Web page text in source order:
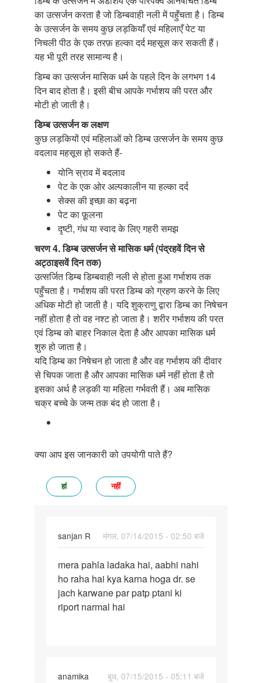
का उत्सर्जन करता है जो डिम्बवाही नली में पहुँचता है। डिम्ब
के उत्सर्जन के समय कुछ लड़कियाँ एवं महिलाएँ पेट या
निचली पीठ के एक तरफ़ हल्का दर्द महसूस कर सकती हैं।
यह भी पूरी तरह सामान्य है।
डिम्ब का उत्सर्जन मासिक धर्म के पहले दिन के लगभग 14
दिन बाद होता है। इसी बीच आपके गर्भाशय की परत और
मोटी हो जाती है।
डिम्ब उत्सर्जन क लक्षण
कुछ लड़कियों एवं महिलाओं को डिम्ब उत्सर्जन के समय कुछ
वदलाव महसूस हो सकते हैं-
योनि स्राव में बदलाव
पेट के एक ओर अल्पकालीन या हल्का दर्द
सेक्स की इच्छा का बढ़ना
पेट का फ़ूलना
दृष्टी, गंध या स्वाद के लिए गहरी समझ
चरण 4. डिम्ब उत्सर्जन से मासिक धर्म (पंद्रहवें दिन से
अट्ठाइसवें दिन तक)
उत्सर्जित डिम्ब डिम्बवाही नली से होता हुआ गर्भाशय तक
पहुँचता है। गर्भाशय की परत डिम्ब को ग्रहण करने के लिए
अधिक मोटी हो जाती है। यदि शुक्राणु द्वारा डिम्ब का निषेचन
नहीं होता है तो वह नश्ट हो जाता है। शरीर गर्भाशय की परत
एवं डिम्ब को बाहर निकाल देता है और आपका मासिक धर्म
शुरु हो जाता है।
यदि डिम्ब का निषेचन हो जाता है और वह गर्भाशय की दीवार
से चिपक जाता है और आपका मासिक धर्म नहीं होता है तो
इसका अर्थ है लड़की या महिला गर्भवती हैं। अब मासिक
चक्र बच्चे के जन्म तक बंद हो जाता है।
क्या आप इस जानकारी को उपयोगी पाते हैं?
हां नहीं
sanjan R
मंगल, 07/14/2015 - 02:50 बजे
mera
pahla
ladaka
hai,
mera pahla ladaka hai, aabhi nahi
ho raha hai kya karna hoga dr. se
jach karwane par patp ptani ki
riport narmal hai
anamika
बुध, 07/15/2015 - 05:11 बजे